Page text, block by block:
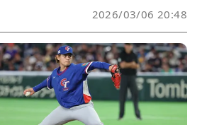
星彩。獎號如有誤植，請以開獎單
為準。
2026/03/06 20:48